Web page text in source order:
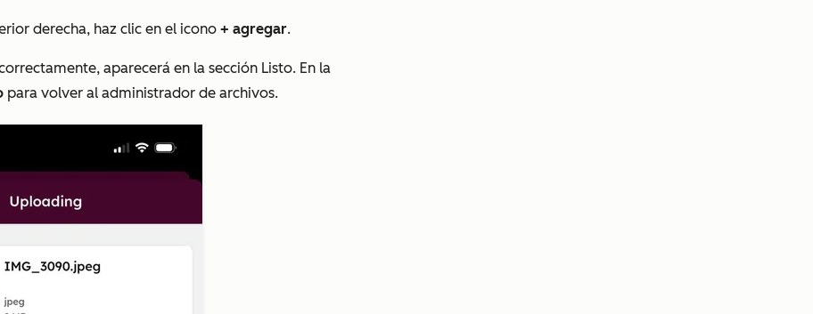
derecha, haz clic en el icono + agregar.
aparecerá en la sección Listo. En la
para volver al administrador de archivos.